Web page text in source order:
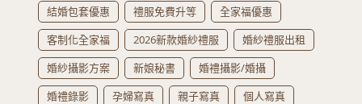
結婚包套優惠 禮服免費升等
全家福優惠
客制化全家福
2026新款婚紗禮服
婚紗禮服出租
婚紗攝影方案
新娘秘書
婚禮攝影/婚攝
婚禮錄影
孕婦寫真 親子寫真
個人寫真